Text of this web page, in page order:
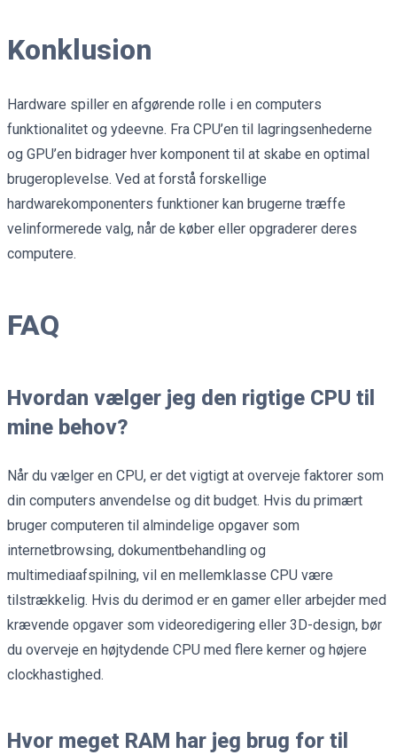
Konklusion
Hardware spiller en afgørende rolle i en computers
funktionalitet og ydeevne. Fra CPU’en til lagringsenhederne
og GPU’en bidrager hver komponent til at skabe en optimal
brugeroplevelse. Ved at forstå forskellige
hardwarekomponenters funktioner kan brugerne træffe
velinformerede valg, når de køber eller opgraderer deres
computere.
FAQ
Hvordan vælger jeg den rigtige CPU til
mine behov?
Når du vælger en CPU, er det vigtigt at overveje faktorer som
din computers anvendelse og dit budget. Hvis du primært
bruger computeren til almindelige opgaver som
internetbrowsing, dokumentbehandling og
multimediaafspilning, vil en mellemklasse CPU være
tilstrækkelig. Hvis du derimod er en gamer eller arbejder med
krævende opgaver som videoredigering eller 3D-design, bør
du overveje en højtydende CPU med flere kerner og højere
clockhastighed.
Hvor meget RAM har jeg brug for til